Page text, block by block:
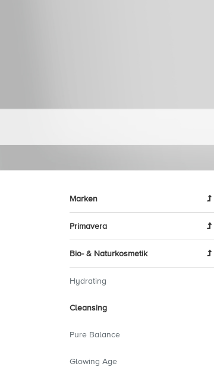
Marken
Primavera
Bio- & Naturkosmetik
Hydrating
Cleansing
Pure Balance
Glowing Age